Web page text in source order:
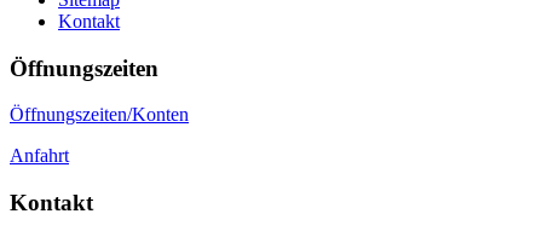
Kontakt
Öffnungszeiten
Öffnungszeiten/Konten
Anfahrt
Kontakt